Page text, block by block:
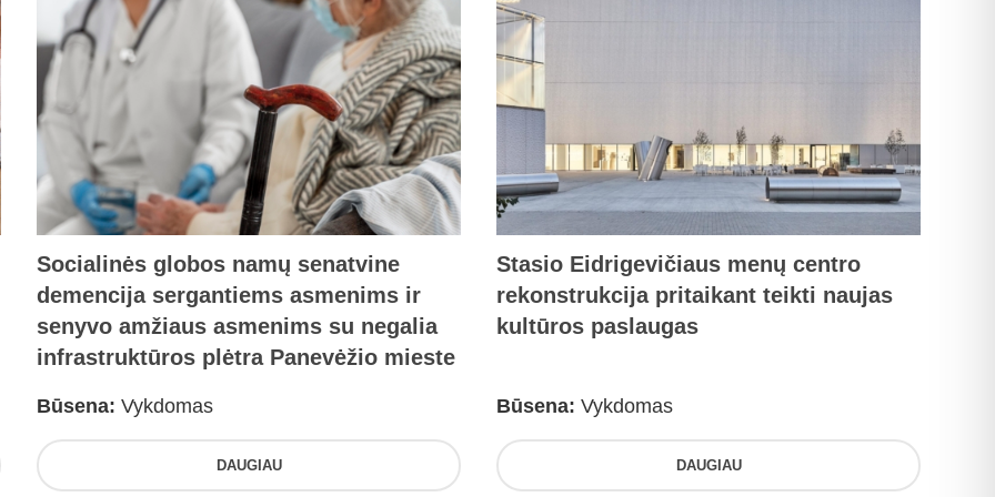
Socialinės globos namų senatvine
demencija sergantiems asmenims ir
senyvo amžiaus asmenims su negalia
infrastruktūros plėtra Panevėžio mieste
Būsena: Vykdomas
DAUGIAU
Stasio Eidrigevičiaus menų centro
rekonstrukcija pritaikant teikti naujas
kultūros paslaugas
Būsena: Vykdomas
DAUGIAU